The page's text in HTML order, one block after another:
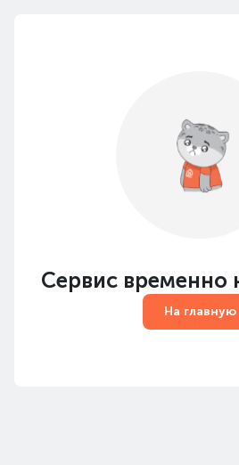
Сервис временно
На главную